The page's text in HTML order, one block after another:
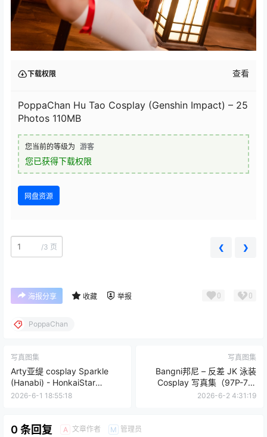
下载权限 查看
PoppaChan Hu Tao Cosplay (Genshin Impact) – 25
Photos 110MB
您当前的等级为 游客
您已获得下载权限
网盘资源
/3 页 ❮ ❯
海报分享 收藏 举报 0 0
PoppaChan
写真图集
Arty亚缇 cosplay Sparkle
(Hanabi) - HonkaiStar
Rail[63P-107.7M]
2026-6-1 18:55:18
写真图集
Bangni邦尼 – 反差 JK 泳装
Cosplay 写真集（97P-7V-
841.3MB）
2026-6-2 4:31:19
0 条回复 A 文章作者 M 管理员